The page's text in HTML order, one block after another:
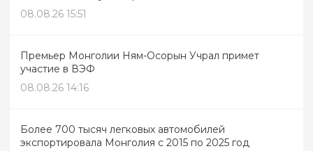
08.08.26 15:51
Премьер Монголии Ням-Осорын Учрал примет
участие в ВЭФ
08.08.26 14:16
Более 700 тысяч легковых автомобилей
экспортировала Монголия с 2015 по 2025 год